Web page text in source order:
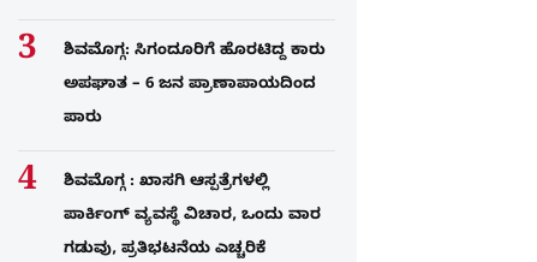
ಶಿವಮೊಗ್ಗ: ಸಿಗಂದೂರಿಗೆ ಹೊರಟಿದ್ದ ಕಾರು
ಅಪಘಾತ – 6 ಜನ ಪ್ರಾಣಾಪಾಯದಿಂದ
ಪಾರು
ಶಿವಮೊಗ್ಗ : ಖಾಸಗಿ ಆಸ್ಪತ್ರೆಗಳಲ್ಲಿ
ಪಾರ್ಕಿಂಗ್​ ವ್ಯವಸ್ಥೆ ವಿಚಾರ, ಒಂದು ವಾರ
ಗಡುವು, ಪ್ರತಿಭಟನೆಯ ಎಚ್ಚರಿಕೆ